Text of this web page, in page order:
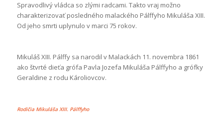
Spravodlivý vládca so zlými radcami. Takto vraj možno
charakterizovať posledného malackého Pálffyho Mikuláša XIII.
Od jeho smrti uplynulo v marci 75 rokov.
Mikuláš XIII. Pálffy sa narodil v Malackách 11. novembra 1861
ako štvrté dieťa grófa Pavla Jozefa Mikuláša Pálffyho a grófky
Geraldine z rodu Károliovcov.
Rodičia Mikuláša XIII. Pálffyho